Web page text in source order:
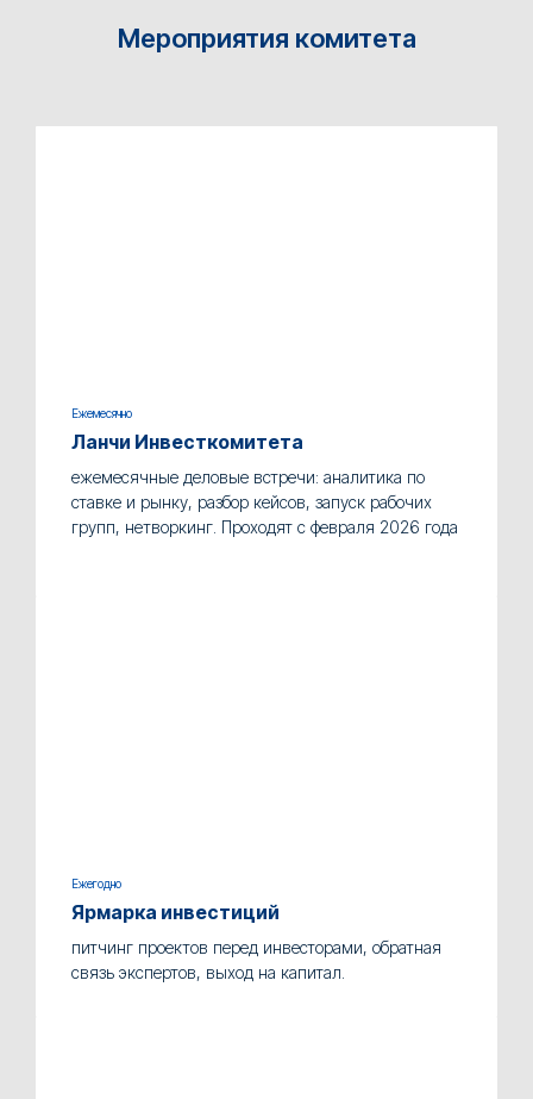
Мероприятия комитета
Ежемесячно
Ланчи Инвесткомитета
ежемесячные деловые встречи: аналитика по
ставке и рынку, разбор кейсов, запуск рабочих
групп, нетворкинг. Проходят с февраля 2026 года
Ежегодно
Ярмарка инвестиций
питчинг проектов перед инвесторами, обратная
связь экспертов, выход на капитал.